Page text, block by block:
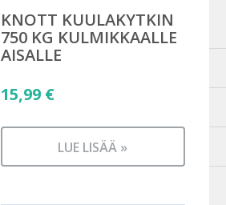
KNOTT KUULAKYTKIN
750 KG KULMIKKAALLE
AISALLE
15,99 €
LUE LISÄÄ »